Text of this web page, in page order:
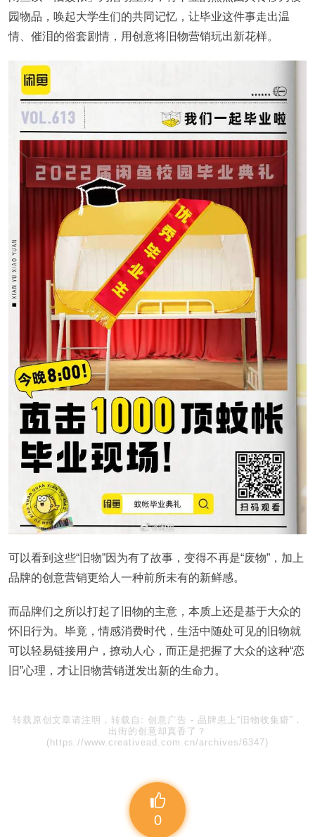
园物品，唤起大学生们的共同记忆，让毕业这件事走出温
情、催泪的俗套剧情，用创意将旧物营销玩出新花样。
可以看到这些“旧物”因为有了故事，变得不再是“废物”，加上
品牌的创意营销更给人一种前所未有的新鲜感。
而品牌们之所以打起了旧物的主意，本质上还是基于大众的
怀旧行为。毕竟，情感消费时代，生活中随处可见的旧物就
可以轻易链接用户，撩动人心，而正是把握了大众的这种“恋
旧”心理，才让旧物营销迸发出新的生命力。
转载原创文章请注明，转载自: 创意广告 - 品牌患上“旧物收集癖”，
出街的创意却真香了？
(https://www.creativead.com.cn/archives/6347)
0